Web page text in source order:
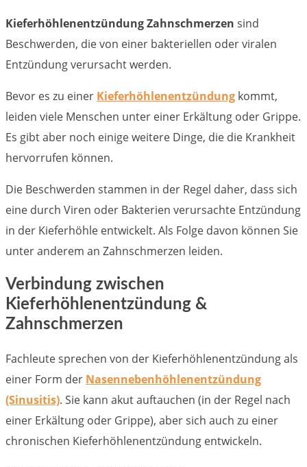
Kieferhöhlenentzündung Zahnschmerzen sind
Beschwerden, die von einer bakteriellen oder viralen
Entzündung verursacht werden.
Bevor es zu einer Kieferhöhlenentzündung kommt,
leiden viele Menschen unter einer Erkältung oder Grippe.
Es gibt aber noch einige weitere Dinge, die die Krankheit
hervorrufen können.
Die Beschwerden stammen in der Regel daher, dass sich
eine durch Viren oder Bakterien verursachte Entzündung
in der Kieferhöhle entwickelt. Als Folge davon können Sie
unter anderem an Zahnschmerzen leiden.
Verbindung zwischen
Kieferhöhlenentzündung &
Zahnschmerzen
Fachleute sprechen von der Kieferhöhlenentzündung als
einer Form der Nasennebenhöhlenentzündung
(Sinusitis). Sie kann akut auftauchen (in der Regel nach
einer Erkältung oder Grippe), aber sich auch zu einer
chronischen Kieferhöhlenentzündung entwickeln.